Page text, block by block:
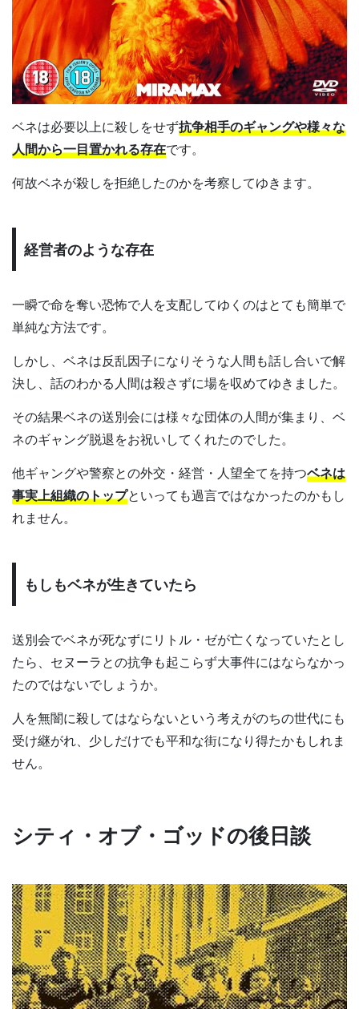
ベネは必要以上に殺しをせず抗争相手のギャングや様々な
人間から一目置かれる存在です。
何故ベネが殺しを拒絶したのかを考察してゆきます。
経営者のような存在
一瞬で命を奪い恐怖で人を支配してゆくのはとても簡単で
単純な方法です。
しかし、ベネは反乱因子になりそうな人間も話し合いで解
決し、話のわかる人間は殺さずに場を収めてゆきました。
その結果ベネの送別会には様々な団体の人間が集まり、ベ
ネのギャング脱退をお祝いしてくれたのでした。
他ギャングや警察との外交・経営・人望全てを持つベネは
事実上組織のトップといっても過言ではなかったのかもし
れません。
もしもベネが生きていたら
送別会でベネが死なずにリトル・ゼが亡くなっていたとし
たら、セヌーラとの抗争も起こらず大事件にはならなかっ
たのではないでしょうか。
人を無闇に殺してはならないという考えがのちの世代にも
受け継がれ、少しだけでも平和な街になり得たかもしれま
せん。
シティ・オブ・ゴッドの後日談